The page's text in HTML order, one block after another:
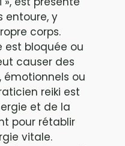
entoure, y
corps.
est bloquée ou
causer des
émotionnels ou
reiki est
et de la
pour rétablir
vitale.